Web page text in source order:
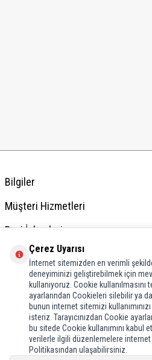
Bilgiler
Müşteri Hizmetleri
Bayi İşlemleri
Adres & İletişim
Çerez Uyarısı
İnternet sitemizden en verimli
deneyiminizi geliştirebilmek için
kullanıyoruz. Cookie kullanılmasını
ayarlarından Cookieleri silebilir ya
bunun internet sitemizi
isteriz. Tarayıcınızdan Cookie
bu sitede Cookie kullanımını kabul
verilerle ilgili düzenlemelere
Politikasından ulaşabilirsiniz.